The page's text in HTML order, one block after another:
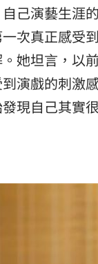
己演藝生涯
次真正感受
她坦言，以
演戲的刺激
現自己其實